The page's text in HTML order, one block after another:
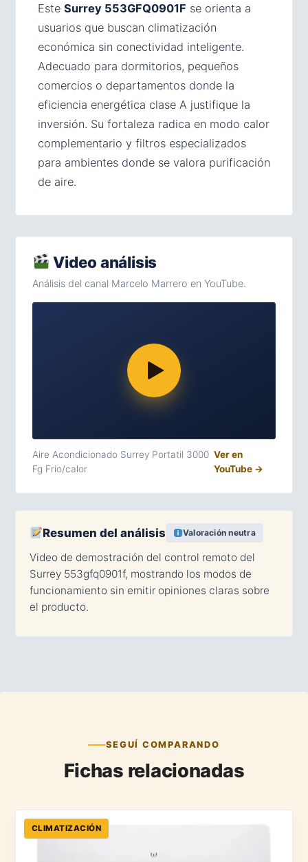
Este Surrey 553GFQ0901F se orienta a
usuarios que buscan climatización
económica sin conectividad inteligente.
Adecuado para dormitorios, pequeños
comercios o departamentos donde la
eficiencia energética clase A justifique la
inversión. Su fortaleza radica en modo calor
complementario y filtros especializados
para ambientes donde se valora purificación
de aire.
Video análisis
Análisis del canal Marcelo Marrero en YouTube.
Aire Acondicionado Surrey Portatil 3000
Fg Frio/calor
Ver en
YouTube →
Resumen del análisis Valoración neutra
Video de demostración del control remoto del
Surrey 553gfq0901f, mostrando los modos de
funcionamiento sin emitir opiniones claras sobre
el producto.
SEGUÍ COMPARANDO
Fichas relacionadas
CLIMATIZACIÓN